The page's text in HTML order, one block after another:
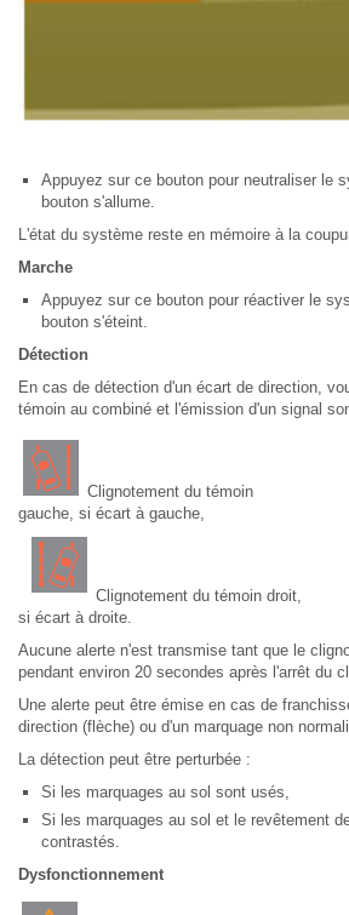
Appuyez sur ce bouton pour neutraliser le
bouton s'allume.
L'état du système reste en mémoire à la
Marche
Appuyez sur ce bouton pour réactiver le
bouton s'éteint.
Détection
En cas de détection d'un écart de direction,
témoin au combiné et l'émission d'un signal
Clignotement du témoin
gauche, si écart à gauche,
Clignotement du témoin droit,
si écart à droite.
Aucune alerte n'est transmise tant que le
pendant environ 20 secondes après l'arrêt du
Une alerte peut être émise en cas de
direction (flèche) ou d'un marquage non
La détection peut être perturbée :
Si les marquages au sol sont usés,
Si les marquages au sol et le revêtement
contrastés.
Dysfonctionnement